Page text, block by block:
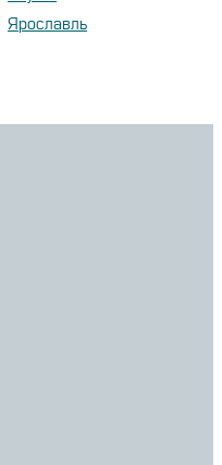
Ярославль